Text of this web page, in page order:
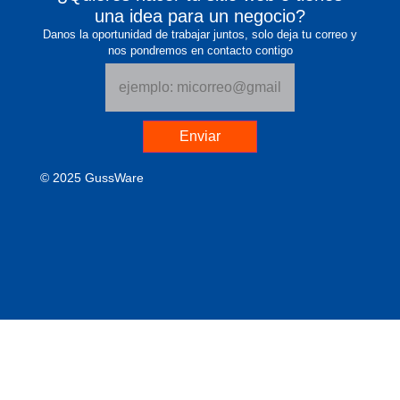
una idea para un negocio?
Danos la oportunidad de trabajar juntos, solo deja tu correo y
nos pondremos en contacto contigo
Enviar
© 2025 GussWare